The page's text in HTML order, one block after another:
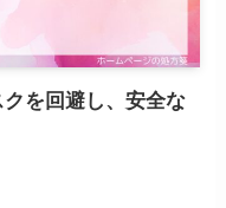
を回避し、安全な